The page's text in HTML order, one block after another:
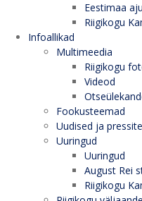
Eestimaa
Riigikogu
Infoallikad
Multimeedia
Riigikogu
Videod
Fookusteemad
Uudised ja
Uuringud
Uuringud
August Rei
Riigikogu